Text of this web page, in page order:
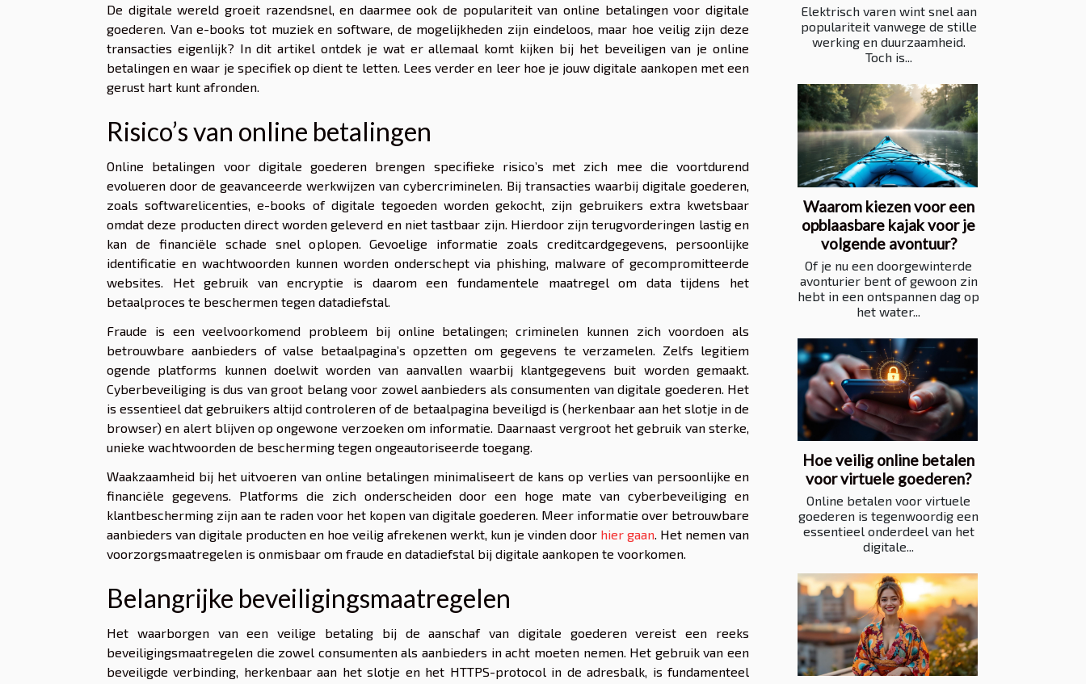
De digitale wereld groeit razendsnel, en daarmee ook de populariteit van online betalingen voor digitale
goederen. Van e-books tot muziek en software, de mogelijkheden zijn eindeloos, maar hoe veilig zijn deze
transacties eigenlijk? In dit artikel ontdek je wat er allemaal komt kijken bij het beveiligen van je online
betalingen en waar je specifiek op dient te letten. Lees verder en leer hoe je jouw digitale aankopen met een
gerust hart kunt afronden.
Risico’s van online betalingen
Online betalingen voor digitale goederen brengen specifieke risico’s met zich mee die voortdurend
evolueren door de geavanceerde werkwijzen van cybercriminelen. Bij transacties waarbij digitale goederen,
zoals softwarelicenties, e-books of digitale tegoeden worden gekocht, zijn gebruikers extra kwetsbaar
omdat deze producten direct worden geleverd en niet tastbaar zijn. Hierdoor zijn terugvorderingen lastig en
kan de financiële schade snel oplopen. Gevoelige informatie zoals creditcardgegevens, persoonlijke
identificatie en wachtwoorden kunnen worden onderschept via phishing, malware of gecompromitteerde
websites. Het gebruik van encryptie is daarom een fundamentele maatregel om data tijdens het
betaalproces te beschermen tegen datadiefstal.
Fraude is een veelvoorkomend probleem bij online betalingen; criminelen kunnen zich voordoen als
betrouwbare aanbieders of valse betaalpagina’s opzetten om gegevens te verzamelen. Zelfs legitiem
ogende platforms kunnen doelwit worden van aanvallen waarbij klantgegevens buit worden gemaakt.
Cyberbeveiliging is dus van groot belang voor zowel aanbieders als consumenten van digitale goederen. Het
is essentieel dat gebruikers altijd controleren of de betaalpagina beveiligd is (herkenbaar aan het slotje in de
browser) en alert blijven op ongewone verzoeken om informatie. Daarnaast vergroot het gebruik van sterke,
unieke wachtwoorden de bescherming tegen ongeautoriseerde toegang.
Waakzaamheid bij het uitvoeren van online betalingen minimaliseert de kans op verlies van persoonlijke en
financiële gegevens. Platforms die zich onderscheiden door een hoge mate van cyberbeveiliging en
klantbescherming zijn aan te raden voor het kopen van digitale goederen. Meer informatie over betrouwbare
aanbieders van digitale producten en hoe veilig afrekenen werkt, kun je vinden door hier gaan . Het nemen van
voorzorgsmaatregelen is onmisbaar om fraude en datadiefstal bij digitale aankopen te voorkomen.
Belangrijke beveiligingsmaatregelen
Het waarborgen van een veilige betaling bij de aanschaf van digitale goederen vereist een reeks
beveiligingsmaatregelen die zowel consumenten als aanbieders in acht moeten nemen. Het gebruik van een
beveiligde verbinding, herkenbaar aan het slotje en het HTTPS-protocol in de adresbalk, is fundamenteel
Elektrisch varen wint snel aan
populariteit vanwege de stille
werking en duurzaamheid.
Toch is...
Waarom kiezen voor een
opblaasbare kajak voor je
volgende avontuur?
Of je nu een doorgewinterde
avonturier bent of gewoon zin
hebt in een ontspannen dag op
het water...
Hoe veilig online betalen
voor virtuele goederen?
Online betalen voor virtuele
goederen is tegenwoordig een
essentieel onderdeel van het
digitale...